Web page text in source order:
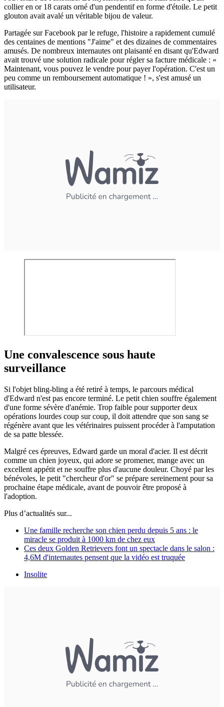
collier en or 18 carats orné d'un pendentif en forme d'étoile. Le petit
glouton avait avalé un véritable bijou de valeur.
Partagée sur Facebook par le refuge, l'histoire a rapidement cumulé
des centaines de mentions "J'aime" et des dizaines de commentaires
amusés. De nombreux internautes ont plaisanté en disant qu'Edward
avait trouvé une solution radicale pour régler sa facture médicale : «
Maintenant, vous pouvez le vendre pour payer l'opération. C'est un
peu comme un remboursement automatique ! », s'est amusé un
utilisateur.
Une convalescence sous haute
surveillance
Si l'objet bling-bling a été retiré à temps, le parcours médical
d'Edward n'est pas encore terminé. Le petit chien souffre également
d'une forme sévère d'anémie. Trop faible pour supporter deux
opérations lourdes coup sur coup, il doit attendre que son sang se
régénère avant que les vétérinaires puissent procéder à l'amputation
de sa patte blessée.
Malgré ces épreuves, Edward garde un moral d'acier. Il est décrit
comme un chien joyeux, qui adore se promener, mange avec un
excellent appétit et ne souffre plus d'aucune douleur. Choyé par les
bénévoles, le petit "chercheur d'or" se prépare sereinement pour sa
prochaine étape médicale, avant de pouvoir être proposé à
l'adoption.
Plus d’actualités sur...
Une famille recherche son chien perdu depuis 5 ans : le
miracle se produit à 1000 km de chez eux
Ces deux Golden Retrievers font un spectacle dans le salon :
4,6M d'internautes pensent que la vidéo est truquée
Insolite